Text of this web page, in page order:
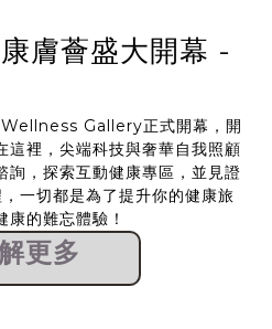
康膚薈盛大開幕 -
Gallery正式開幕，開
這裡，尖端科技與奢華自我照顧
詢，探索互動健康專區，並見證
一切都是為了提升你的健康旅
的難忘體驗！
更多